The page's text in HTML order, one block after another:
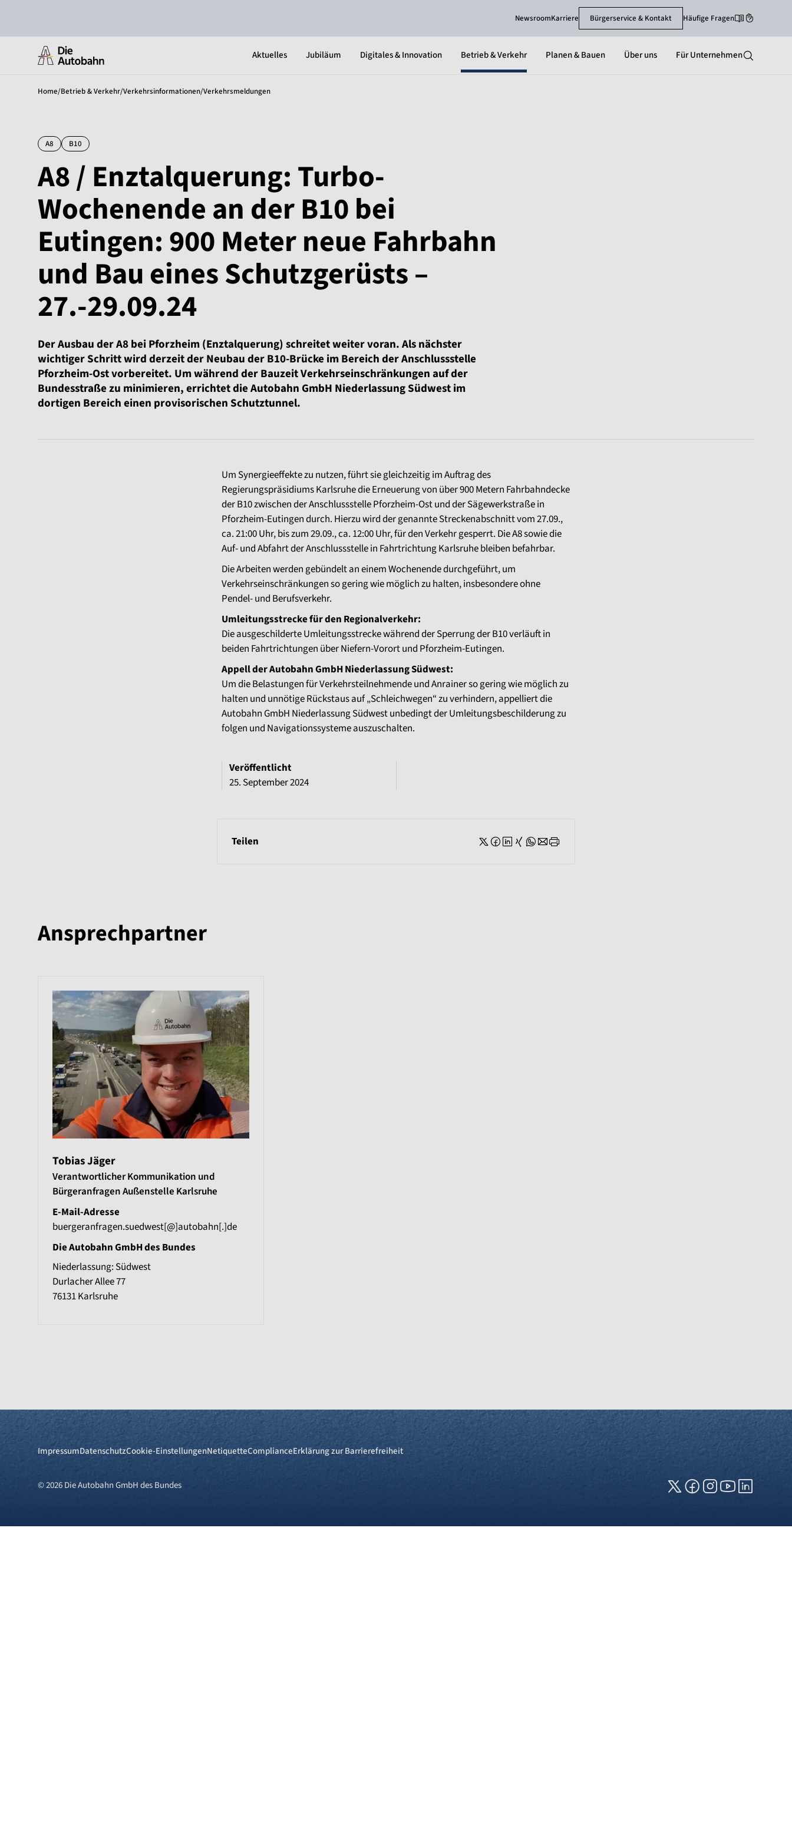
NewsroomKarriere Bürgerservice & Kontakt Häufige FragenLeichte Sprache
Aktuelles Jubiläum Digitales & Innovation Betrieb & Verkehr Planen & Bauen Über uns Für Unternehmen
Home/Betrieb & Verkehr/Verkehrsinformationen/Verkehrsmeldungen
A8 B10
A8 / Enztalquerung: Turbo-
Wochenende an der B10 bei
Eutingen: 900 Meter neue Fahrbahn
und Bau eines Schutzgerüsts –
27.-29.09.24
Der Ausbau der A8 bei Pforzheim (Enztalquerung) schreitet weiter voran. Als nächster
wichtiger Schritt wird derzeit der Neubau der B10-Brücke im Bereich der Anschlussstelle
Pforzheim-Ost vorbereitet. Um während der Bauzeit Verkehrseinschränkungen auf der
Bundesstraße zu minimieren, errichtet die Autobahn GmbH Niederlassung Südwest im
dortigen Bereich einen provisorischen Schutztunnel.
Um Synergieeffekte zu nutzen, führt sie gleichzeitig im Auftrag des
Regierungspräsidiums Karlsruhe die Erneuerung von über 900 Metern Fahrbahndecke
der B10 zwischen der Anschlussstelle Pforzheim-Ost und der Sägewerkstraße in
Pforzheim-Eutingen durch. Hierzu wird der genannte Streckenabschnitt vom 27.09.,
ca. 21:00 Uhr, bis zum 29.09., ca. 12:00 Uhr, für den Verkehr gesperrt. Die A8 sowie die
Auf- und Abfahrt der Anschlussstelle in Fahrtrichtung Karlsruhe bleiben befahrbar.
Die Arbeiten werden gebündelt an einem Wochenende durchgeführt, um
Verkehrseinschränkungen so gering wie möglich zu halten, insbesondere ohne
Pendel- und Berufsverkehr.
Umleitungsstrecke für den Regionalverkehr:
Die ausgeschilderte Umleitungsstrecke während der Sperrung der B10 verläuft in
beiden Fahrtrichtungen über Niefern-Vorort und Pforzheim-Eutingen.
Appell der Autobahn GmbH Niederlassung Südwest:
Um die Belastungen für Verkehrsteilnehmende und Anrainer so gering wie möglich zu
halten und unnötige Rückstaus auf „Schleichwegen“ zu verhindern, appelliert die
Autobahn GmbH Niederlassung Südwest unbedingt der Umleitungsbeschilderung zu
folgen und Navigationssysteme auszuschalten.
Veröffentlicht
25. September 2024
Teilen
Ansprechpartner
Tobias Jäger
Verantwortlicher Kommunikation und
Bürgeranfragen Außenstelle Karlsruhe
E-Mail-Adresse
buergeranfragen.suedwest[@]autobahn[.]de
Die Autobahn GmbH des Bundes
Niederlassung: Südwest
Durlacher Allee 77
76131Karlsruhe
ImpressumDatenschutzCookie-EinstellungenNetiquetteComplianceErklärung zur Barrierefreiheit
© 2026 Die Autobahn GmbH des Bundes